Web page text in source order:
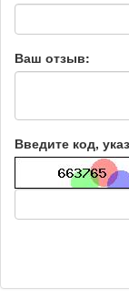
Ваш отзыв:
Введите код,